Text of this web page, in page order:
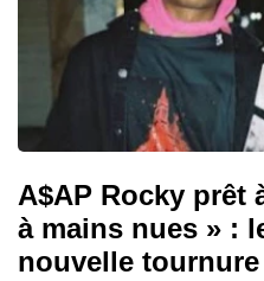
A$AP Rocky prêt
à mains nues » :
nouvelle tournure